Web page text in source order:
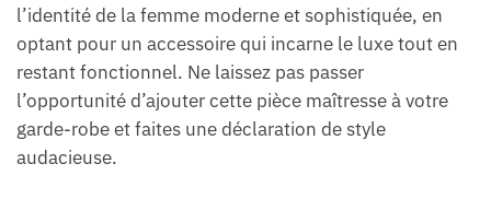
l’identité de la femme moderne et sophistiquée, en
optant pour un accessoire qui incarne le luxe tout en
restant fonctionnel. Ne laissez pas passer
l’opportunité d’ajouter cette pièce maîtresse à votre
garde-robe et faites une déclaration de style
audacieuse.